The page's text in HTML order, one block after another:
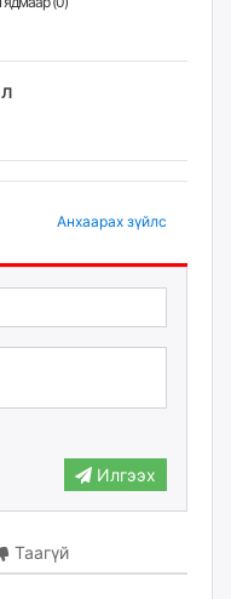
Анхаарах зүйлс
Илгээх
Таагүй